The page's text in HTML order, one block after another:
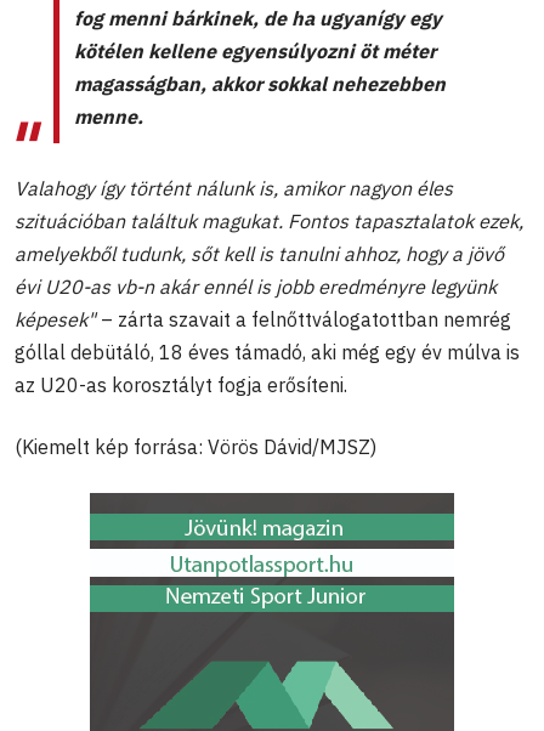
fog menni bárkinek, de ha ugyanígy egy
kötélen kellene egyensúlyozni öt méter
magasságban, akkor sokkal nehezebben
menne.
Valahogy így történt nálunk is, amikor nagyon éles
szituációban találtuk magukat. Fontos tapasztalatok ezek,
amelyekből tudunk, sőt kell is tanulni ahhoz, hogy a jövő
évi U20-as vb-n akár ennél is jobb eredményre legyünk
képesek"– zárta szavait a felnőttválogatottban nemrég
góllal debütáló, 18 éves támadó, aki még egy év múlva is
az U20-as korosztályt fogja erősíteni.
(Kiemelt kép forrása: Vörös Dávid/MJSZ)